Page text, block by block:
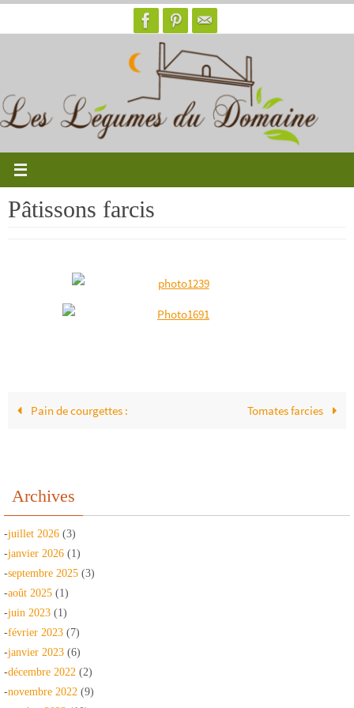
vers
Pâtissons farcis
Pain de courgettes : Tomates farcies
Archives
-juillet 2026 (3)
-janvier 2026 (1)
-septembre 2025 (3)
-août 2025 (1)
-juin 2023 (1)
-février 2023 (7)
-janvier 2023 (6)
-décembre 2022 (2)
-novembre 2022 (9)